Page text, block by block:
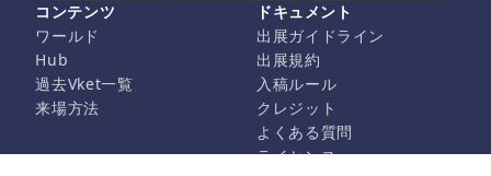
コンテンツ
ワールド
Hub
過去Vket一覧
来場方法
ドキュメント
出展ガイドライン
出展規約
入稿ルール
クレジット
よくある質問
ライセンス